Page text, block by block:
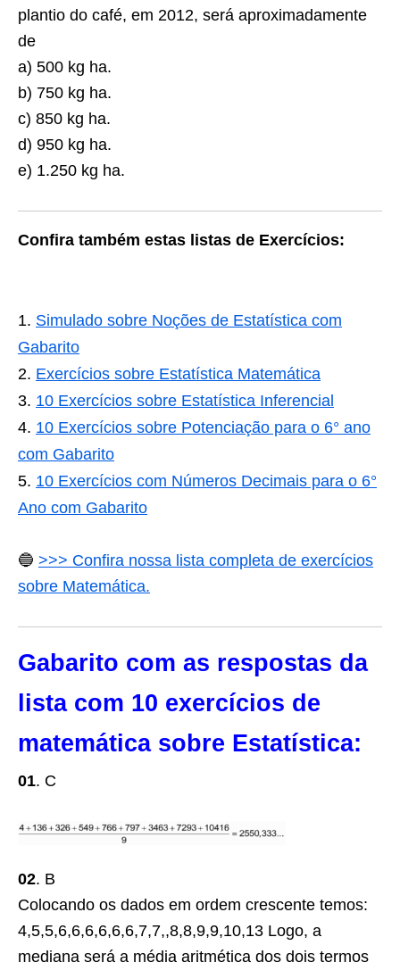
plantio do café, em 2012, será aproximadamente
de
a) 500 kg ha.
b) 750 kg ha.
c) 850 kg ha.
d) 950 kg ha.
e) 1.250 kg ha.
Confira também estas listas de Exercícios:
Simulado sobre Noções de Estatística com
Gabarito
Exercícios sobre Estatística Matemática
10 Exercícios sobre Estatística Inferencial
10 Exercícios sobre Potenciação para o 6° ano
com Gabarito
10 Exercícios com Números Decimais para o 6°
Ano com Gabarito
🔵 >>> Confira nossa lista completa de exercícios
sobre Matemática.
Gabarito com as respostas da
lista com 10 exercícios de
matemática sobre Estatística:
01. C
02. B
Colocando os dados em ordem crescente temos:
4,5,5,6,6,6,6,6,6,7,7,,8,8,9,9,10,13 Logo, a
mediana será a média aritmética dos dois termos